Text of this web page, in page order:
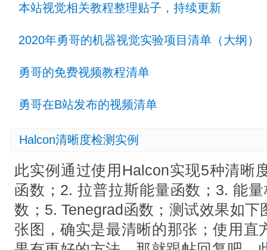
本站视觉相关教程整理贴子，持续更新
2020年勇哥的机器视觉实验项目清单（大纲）
勇哥的免费视频教程清单
勇哥在B站发布的视频清单
Halcon清晰度检测实例
此实例通过使用Halcon实现5种清晰
函数；2. 拉普拉斯能量函数；3. 能
数；5. Tenegrad函数；测试效果如
张图，确实是最清晰的那张；使用直